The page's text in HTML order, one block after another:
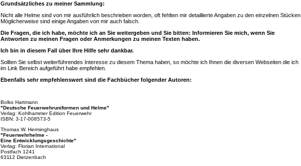
Grundsätzliches zu meiner Sammlung:
Nicht alle Helme sind von mir ausführlich beschrieben worden, oft fehlten mir detaillierte Angaben zu den einzelnen Stücken.
Möglicherweise sind einige Angaben von mir auch falsch.
Die Fragen, die ich habe, möchte ich an Sie weitergeben und Sie bitten: Informieren Sie mich, wenn Sie
Antworten zu meinen Fragen oder Anmerkungen zu meinen Texten haben.
Ich bin in diesem Fall über Ihre Hilfe sehr dankbar.
Sollten Sie selbst weiterführendes Interesse zu diesem Thema haben, so möchte ich Ihnen die diversen Webseiten die ich
im Link Bereich aufgeführt habe empfehlen.
Ebenfalls sehr empfehlenswert sind die Fachbücher folgender Autoren:
Bolko Hartmann
"Deutsche Feuerwehruniformen und Helme"
Verlag: Kohlhammer Edition Feuerwehr
ISBN: 3-17-008573-5
Thomas W. Herminghaus
"Feuerwehrhelme -
Eine Entwicklungsgeschichte"
Verlag: Florian International
Postfach 1241
63112 Dietzenbach